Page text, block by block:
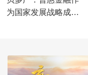
为国家发展战略成果